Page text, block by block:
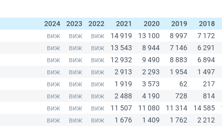
2024
2023 2022 2021 2020 2019
2018